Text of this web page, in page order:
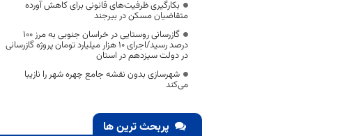
بکارگیری ظرفیت‌های قانونی برای کاهش آورده
متقاضیان مسکن در بیرجند
گازرسانی روستایی در خراسان جنوبی به مرز ۱۰۰
درصد رسید/اجرای ۱۰ هزار میلیارد تومان پروژه گازرسانی
در دولت سیزدهم در استان
شهرسازی بدون نقشه جامع چهره شهر را نازیبا
می‌کند
پربحث ترین ها